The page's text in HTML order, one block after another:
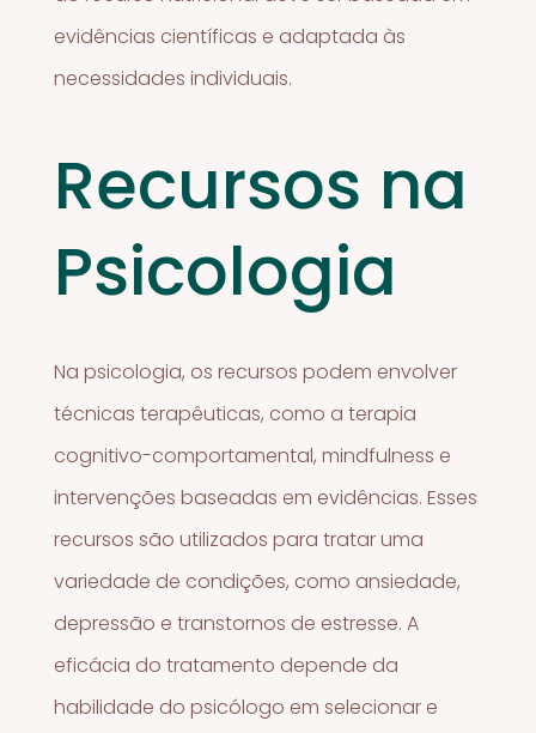
evidências científicas e adaptada às
necessidades individuais.
Recursos na
Psicologia
Na psicologia, os recursos podem envolver
técnicas terapêuticas, como a terapia
cognitivo-comportamental, mindfulness e
intervenções baseadas em evidências. Esses
recursos são utilizados para tratar uma
variedade de condições, como ansiedade,
depressão e transtornos de estresse. A
eficácia do tratamento depende da
habilidade do psicólogo em selecionar e